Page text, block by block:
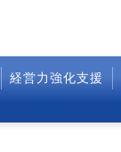
経営力強化支援